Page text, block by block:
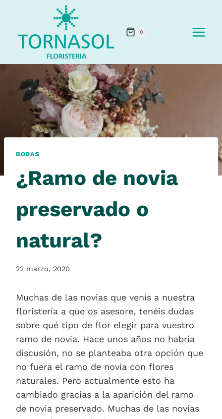
contenido
0
BODAS
¿Ramo de novia
preservado o
natural?
22 marzo, 2020
Muchas de las novias que venís a nuestra
floristería a que os asesore, tenéis dudas
sobre qué tipo de flor elegir para vuestro
ramo de novia. Hace unos años no habría
discusión, no se planteaba otra opción que
no fuera el ramo de novia con flores
naturales. Pero actualmente esto ha
cambiado gracias a la aparición del ramo
de novia preservado. Muchas de las novias